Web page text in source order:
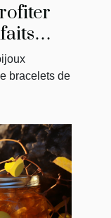
?
bracelets de